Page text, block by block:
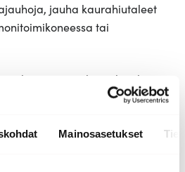
Mainosasetukset
jauha kaurahiutaleet
tai
sekoita tasaiseksi taikinaksi.
noin 20 minuuttia.
kunnes letut ovat kauniin
ja marjojen kanssa!